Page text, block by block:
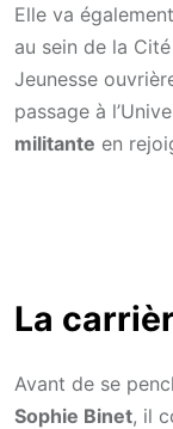
Elle va
au sein de la
Jeunesse
passage à
militante en
La
Avant de se
Sophie Binet, il